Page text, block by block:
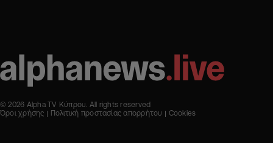
© 2026 Alpha TV Κύπρου. All rights reserved
Όροι χρήσης
Πολιτική προστασίας απορρήτου Cookies